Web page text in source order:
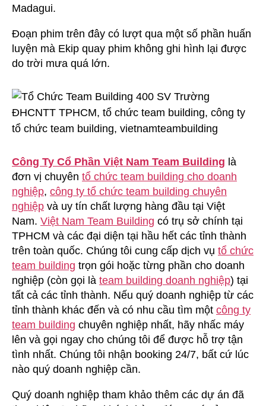
Madagui.
Đoạn phim trên đây có lượt qua một số phần huấn
luyện mà Ekip quay phim không ghi hình lại được
do trời mưa quá lớn.
Công Ty Cổ Phần Việt Nam Team Building là
đơn vị chuyên tổ chức team building cho doanh
nghiệp, công ty tổ chức team building chuyên
nghiệp và uy tín chất lượng hàng đầu tại Việt
Nam. Việt Nam Team Building có trụ sở chính tại
TPHCM và các đại diện tại hầu hết các tỉnh thành
trên toàn quốc. Chúng tôi cung cấp dịch vụ tổ chức
team building trọn gói hoặc từng phần cho doanh
nghiệp (còn gọi là team building doanh nghiệp) tại
tất cả các tỉnh thành. Nếu quý doanh nghiệp từ các
tỉnh thành khác đến và có nhu cầu tìm một công ty
team building chuyên nghiệp nhất, hãy nhấc máy
lên và gọi ngay cho chúng tôi để được hỗ trợ tận
tình nhất. Chúng tôi nhận booking 24/7, bất cứ lúc
nào quý doanh nghiệp cần.
Quý doanh nghiệp tham khảo thêm các dự án đã